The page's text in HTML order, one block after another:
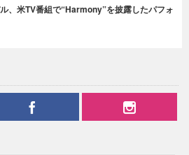
、米TV番組で“Harmony”を披露したパフォ